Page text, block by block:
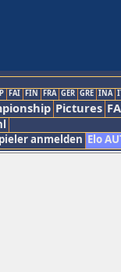
FAI FIN FRA GER GRE INA
Pictures
anmelden Elo